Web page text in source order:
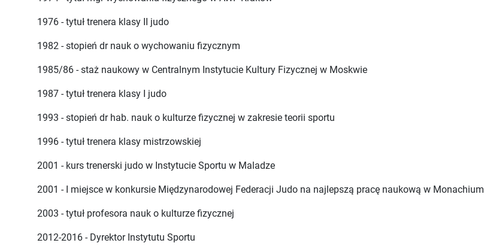
1976 - tytuł trenera klasy II judo
1982 - stopień dr nauk o wychowaniu fizycznym
1985/86 - staż naukowy w Centralnym Instytucie Kultury Fizycznej w Moskwie
1987 - tytuł trenera klasy I judo
1993 - stopień dr hab. nauk o kulturze fizycznej w zakresie teorii sportu
1996 - tytuł trenera klasy mistrzowskiej
2001 - kurs trenerski judo w Instytucie Sportu w Maladze
2001 - I miejsce w konkursie Międzynarodowej Federacji Judo na najlepszą pracę naukową w Monachium
2003 - tytuł profesora nauk o kulturze fizycznej
2012-2016 - Dyrektor Instytutu Sportu